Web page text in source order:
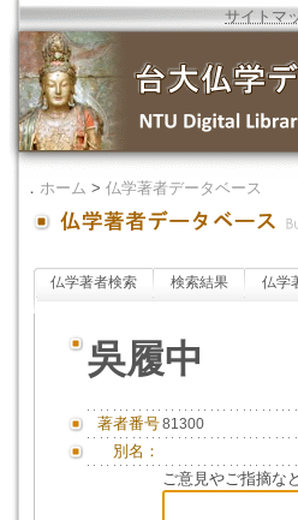
サイトマ
． ホーム > 仏学著者データベース
仏学著者検索 検索結果 仏学
吳履中
著者番号81300
別名：
ご意見やご指摘な